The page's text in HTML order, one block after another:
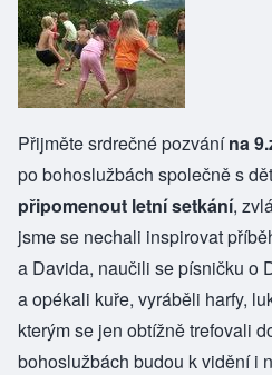
Přijměte srdrečné pozvánína
po bohoslužbách společně s
připomenout letní setkání,
jsme se nechali inspirovat
a Davida, naučili se písničku o
a opékali kuře, vyráběli harfy,
kterým se jen obtížně trefovali
bohoslužbách budou k vidění i